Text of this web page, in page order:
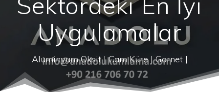
Uygulamalar
Aluminyum Oksit | Cam Küre | Garnet |